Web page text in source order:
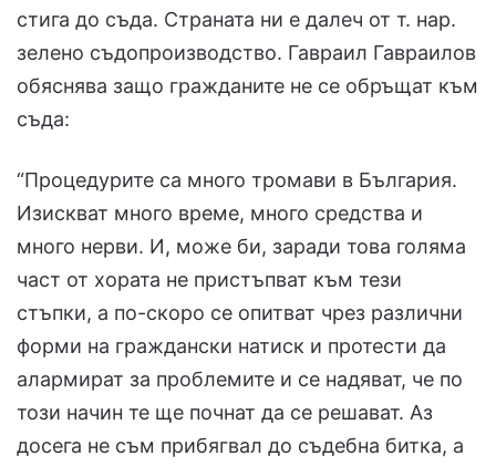
стига до съда. Страната ни е далеч от т. нар.
зелено съдопроизводство. Гавраил Гавраилов
обяснява защо гражданите не се обръщат към
съда:
“Процедурите са много тромави в България.
Изискват много време, много средства и
много нерви. И, може би, заради това голяма
част от хората не пристъпват към тези
стъпки, а по-скоро се опитват чрез различни
форми на граждански натиск и протести да
алармират за проблемите и се надяват, че по
този начин те ще почнат да се решават. Аз
досега не съм прибягвал до съдебна битка, а